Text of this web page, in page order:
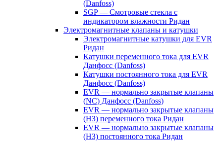
(Danfoss)
SGP — Смотровые стекла с
индикатором влажности Ридан
Электромагнитные клапаны и катушки
Электромагнитные катушки для EVR
Ридан
Катушки переменного тока для EVR
Данфосс (Danfoss)
Катушки постоянного тока для EVR
Данфосс (Danfoss)
EVR — нормально закрытые клапаны
(NC) Данфосс (Danfoss)
EVR — нормально закрытые клапаны
(НЗ) переменного тока Ридан
EVR — нормально закрытые клапаны
(НЗ) постоянного тока Ридан